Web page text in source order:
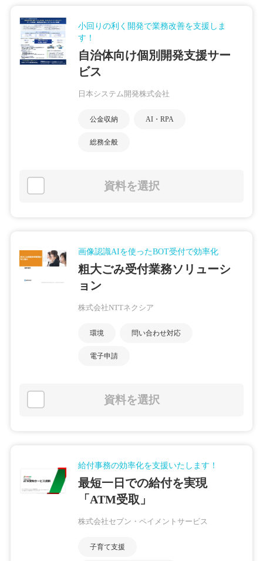
小回りの利く開発で業務改善を支援しま
す！
自治体向け個別開発支援サー
ビス
日本システム開発株式会社
公金収納 AI・RPA
総務全般
資料を選択
画像認識AIを使ったBOT受付で効率化
粗大ごみ受付業務ソリューシ
ョン
株式会社NTTネクシア
環境 問い合わせ対応
電子申請
資料を選択
給付事務の効率化を支援いたします！
最短一日での給付を実現
「ATM受取」
株式会社セブン・ペイメントサービス
子育て支援